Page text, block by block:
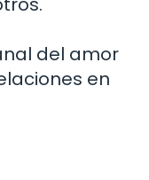
del amor
en